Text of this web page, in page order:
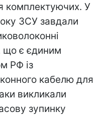
комплектуючих. У
ЗСУ завдали
що є єдиним
РФ із
кабелю для
викликали
зупинку